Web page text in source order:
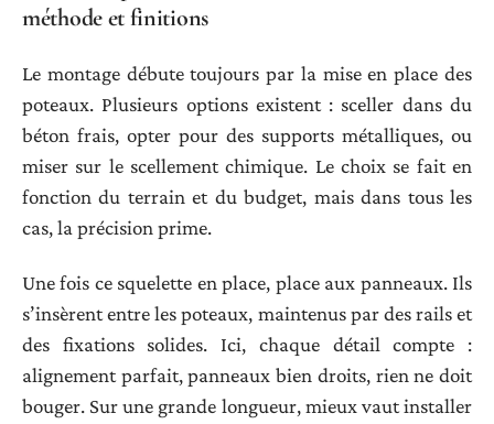
méthode et finitions
Le montage débute toujours par la mise en place des
poteaux. Plusieurs options existent : sceller dans du
béton frais, opter pour des supports métalliques, ou
miser sur le scellement chimique. Le choix se fait en
fonction du terrain et du budget, mais dans tous les
cas, la précision prime.
Une fois ce squelette en place, place aux panneaux. Ils
s’insèrent entre les poteaux, maintenus par des rails et
des fixations solides. Ici, chaque détail compte :
alignement parfait, panneaux bien droits, rien ne doit
bouger. Sur une grande longueur, mieux vaut installer